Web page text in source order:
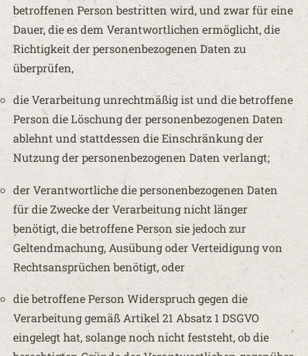
betroffenen Person bestritten wird, und zwar für eine
Dauer, die es dem Verantwortlichen ermöglicht, die
Richtigkeit der personenbezogenen Daten zu
überprüfen,
die Verarbeitung unrechtmäßig ist und die betroffene
Person die Löschung der personenbezogenen Daten
ablehnt und stattdessen die Einschränkung der
Nutzung der personenbezogenen Daten verlangt;
der Verantwortliche die personenbezogenen Daten
für die Zwecke der Verarbeitung nicht länger
benötigt, die betroffene Person sie jedoch zur
Geltendmachung, Ausübung oder Verteidigung von
Rechtsansprüchen benötigt, oder
die betroffene Person Widerspruch gegen die
Verarbeitung gemäß Artikel 21 Absatz 1 DSGVO
eingelegt hat, solange noch nicht feststeht, ob die